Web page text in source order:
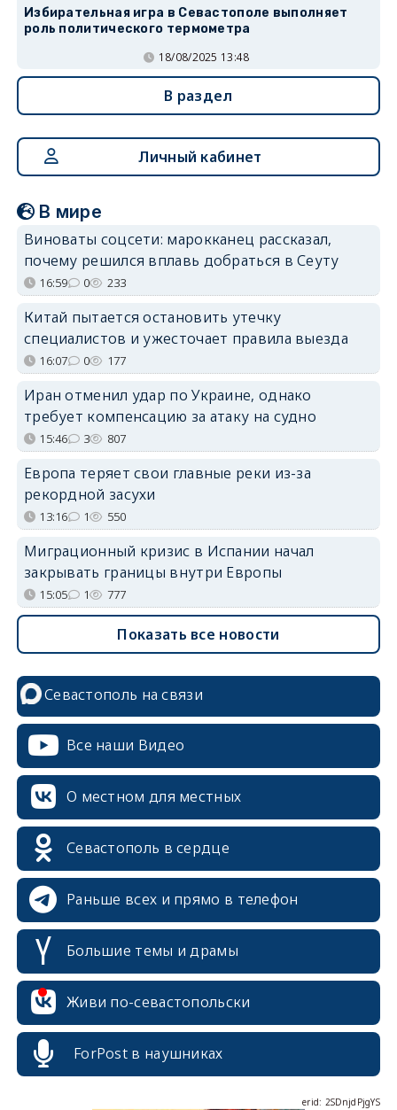
Избирательная игра в Севастополе выполняет
роль политического термометра
18/08/2025 13:48
В раздел
Личный кабинет
В мире
Виноваты соцсети: марокканец рассказал,
почему решился вплавь добраться в Сеуту
16:59 0 233
Китай пытается остановить утечку
специалистов и ужесточает правила выезда
16:07 0 177
Иран отменил удар по Украине, однако
требует компенсацию за атаку на судно
15:46 3 807
Европа теряет свои главные реки из-за
рекордной засухи
13:16 1 550
Миграционный кризис в Испании начал
закрывать границы внутри Европы
15:05 1 777
Показать все новости
Севастополь на связи
Все наши Видео
О местном для местных
Севастополь в сердце
Раньше всех и прямо в телефон
Большие темы и драмы
Живи по-севастопольски
ForPost в наушниках